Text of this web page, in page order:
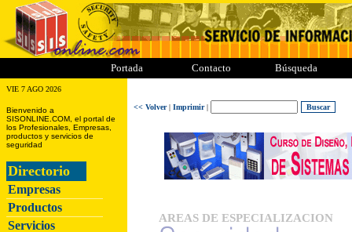
Portada Contacto Búsqueda
VIE 7 AGO 2026
Bienvenido a
SISONLINE.COM, el portal de
los Profesionales, Empresas,
productos y servicios de
seguridad
Directorio
Empresas
Productos
Servicios
<< Volver| Imprimir|
AREAS DE ESPECIALIZACION